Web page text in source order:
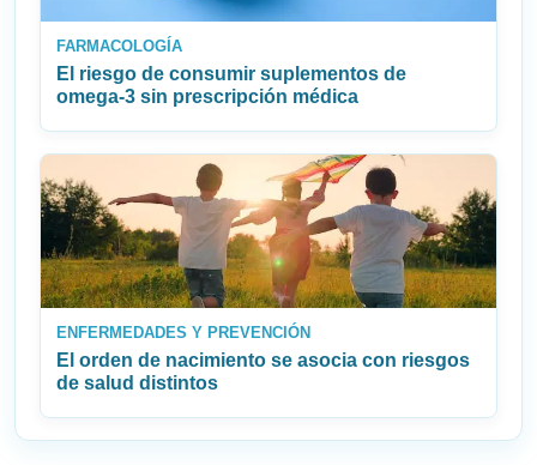
FARMACOLOGÍA
El riesgo de consumir suplementos de
omega‑3 sin prescripción médica
ENFERMEDADES Y PREVENCIÓN
El orden de nacimiento se asocia con riesgos
de salud distintos